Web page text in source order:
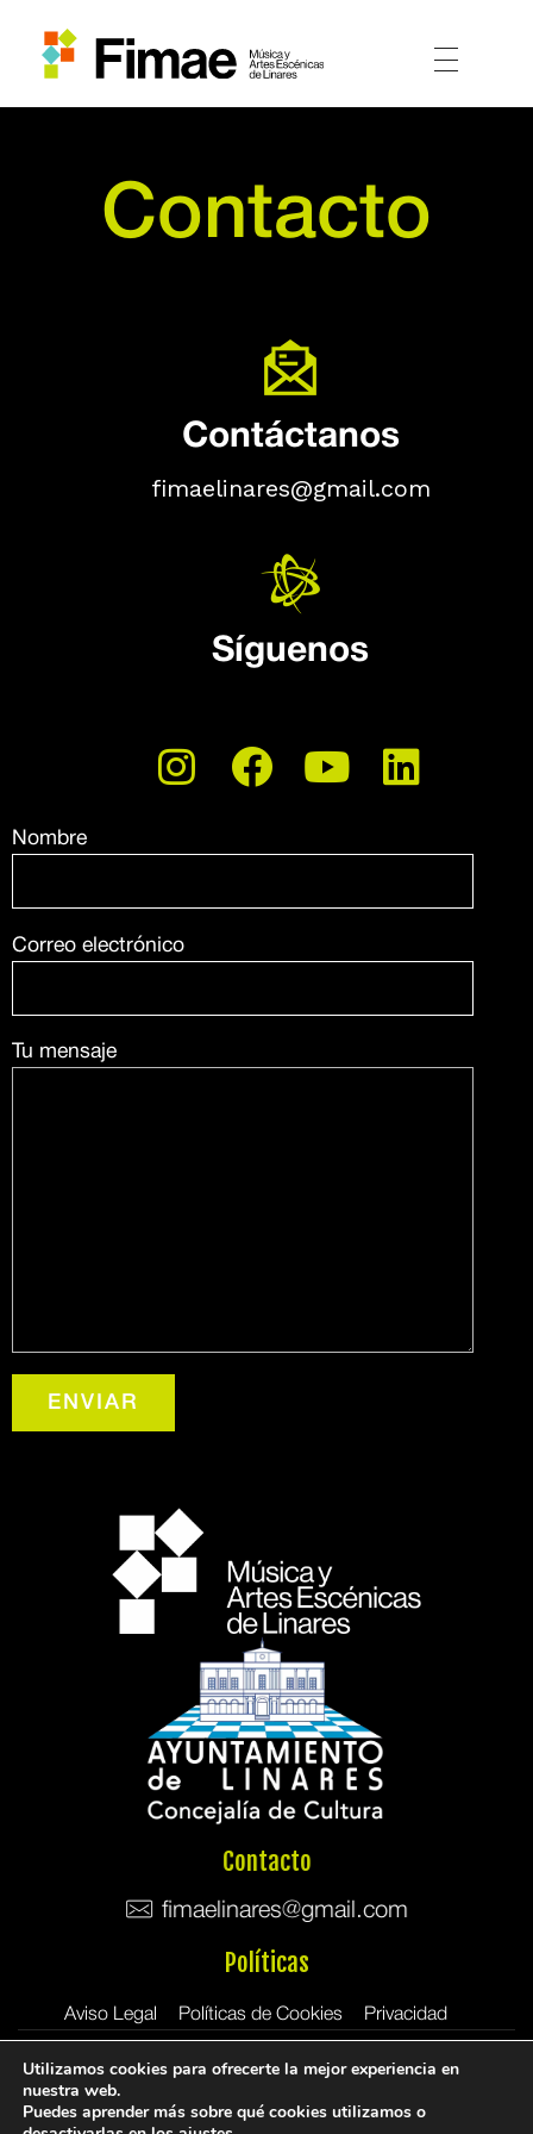
Contacto
Contáctanos
fimaelinares@gmail.com
Síguenos
Nombre
Correo electrónico
Tu mensaje
Contacto
fimaelinares@gmail.com
Políticas
Aviso Legal Políticas de Cookies Privacidad
Utilizamos cookies para ofrecerte la mejor experiencia en
nuestra web.
Puedes aprender más sobre qué cookies utilizamos o